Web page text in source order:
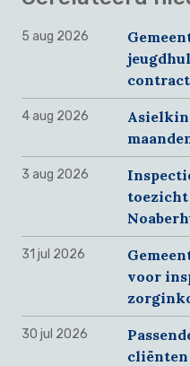
5 aug 2026
4 aug 2026
3 aug 2026
toezicht
31 jul 2026
voor
30 jul 2026